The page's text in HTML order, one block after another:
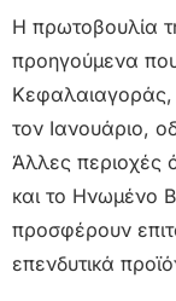
Η πρωτοβουλία
προηγούμενα
Κεφαλαιαγοράς,
τον Ιανουάριο,
Άλλες περιοχές
και το Ηνωμένο
προσφέρουν
επενδυτικά